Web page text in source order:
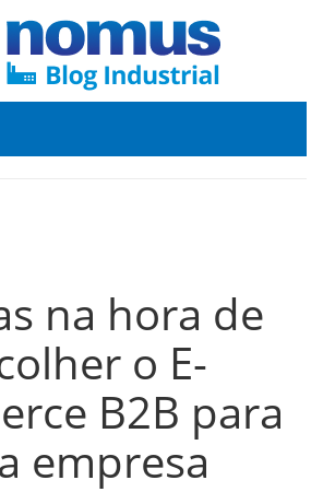
na hora de
o E-
B2B para
empresa